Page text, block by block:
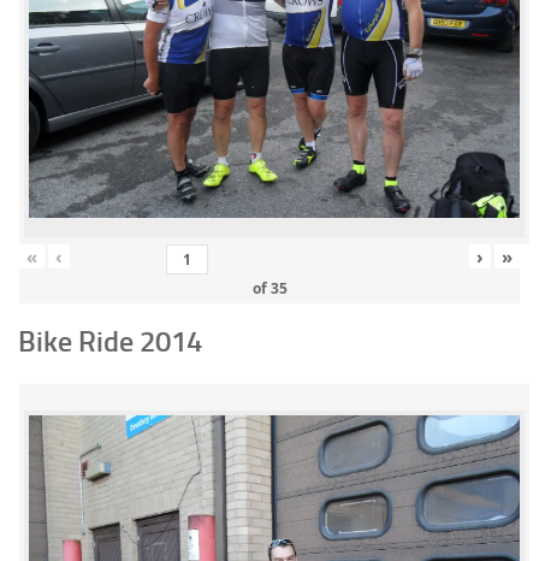
« ‹
of35
› »
Bike Ride 2014